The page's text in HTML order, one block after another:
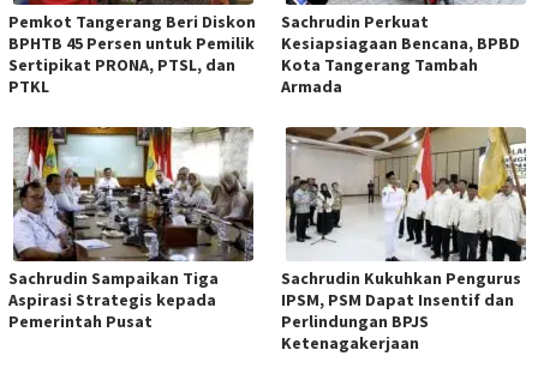
Pemkot Tangerang Beri Diskon
BPHTB 45 Persen untuk Pemilik
Sertipikat PRONA, PTSL, dan
PTKL
Sachrudin Perkuat
Kesiapsiagaan Bencana, BPBD
Kota Tangerang Tambah
Armada
Sachrudin Sampaikan Tiga
Aspirasi Strategis kepada
Pemerintah Pusat
Sachrudin Kukuhkan Pengurus
IPSM, PSM Dapat Insentif dan
Perlindungan BPJS
Ketenagakerjaan